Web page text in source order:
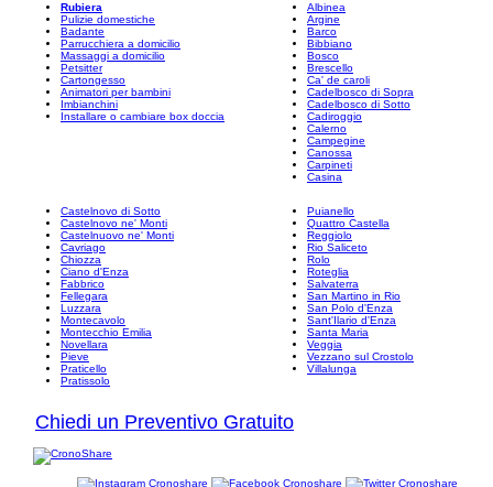
Rubiera
Pulizie domestiche
Badante
Parrucchiera a domicilio
Massaggi a domicilio
Petsitter
Cartongesso
Animatori per bambini
Imbianchini
Installare o cambiare box doccia
Albinea
Argine
Barco
Bibbiano
Bosco
Brescello
Ca' de caroli
Cadelbosco di Sopra
Cadelbosco di Sotto
Cadiroggio
Calerno
Campegine
Canossa
Carpineti
Casina
Castelnovo di Sotto
Castelnovo ne' Monti
Castelnuovo ne' Monti
Cavriago
Chiozza
Ciano d'Enza
Fabbrico
Fellegara
Luzzara
Montecavolo
Montecchio Emilia
Novellara
Pieve
Praticello
Pratissolo
Puianello
Quattro Castella
Reggiolo
Rio Saliceto
Rolo
Roteglia
Salvaterra
San Martino in Rio
San Polo d'Enza
Sant'Ilario d'Enza
Santa Maria
Veggia
Vezzano sul Crostolo
Villalunga
Chiedi un Preventivo Gratuito